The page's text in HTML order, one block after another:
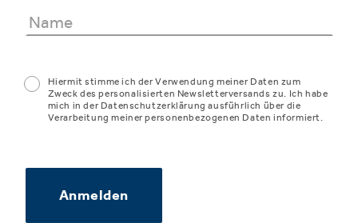
Hiermit stimme ich der Verwendung meiner Daten zum
Zweck des personalisierten Newsletterversands zu. Ich habe
mich in der Datenschutzerklärung ausführlich über die
Verarbeitung meiner personenbezogenen Daten informiert.
Anmelden